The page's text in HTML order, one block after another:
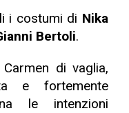
i costumi di Nika
Bertoli.
di vaglia,
e fortemente
le intenzioni